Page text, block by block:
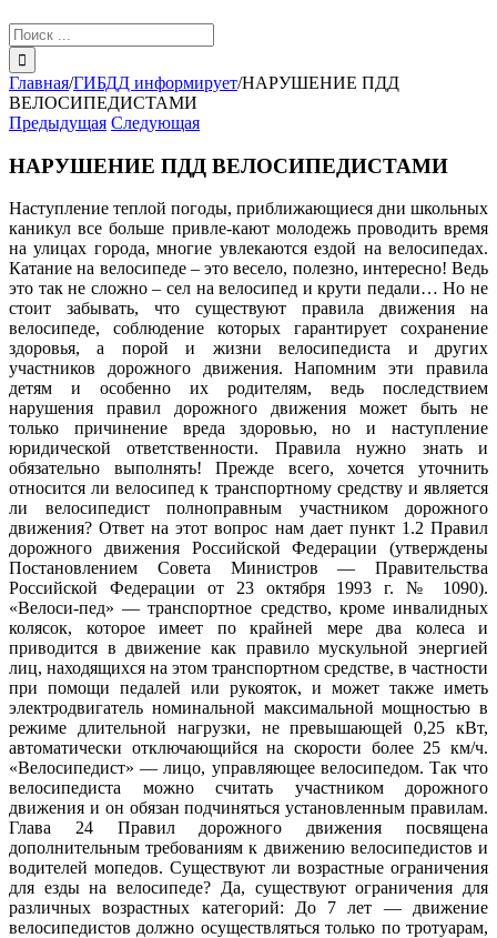
Результат
поиска:
Главная/ГИБДД информирует/НАРУШЕНИЕ ПДД
ВЕЛОСИПЕДИСТАМИ
Предыдущая Следующая
НАРУШЕНИЕ ПДД ВЕЛОСИПЕДИСТАМИ
Наступление теплой погоды, приближающиеся дни школьных
каникул все больше привле-кают молодежь проводить время
на улицах города, многие увлекаются ездой на велосипедах.
Катание на велосипеде – это весело, полезно, интересно! Ведь
это так не сложно – сел на велосипед и крути педали…Но не
стоит забывать, что существуют правила движения на
велосипеде, соблюдение которых гарантирует сохранение
здоровья, а порой и жизни велосипедиста и других
участников дорожного движения. Напомним эти правила
детям и особенно их родителям, ведь последствием
нарушения правил дорожного движения может быть не
только причинение вреда здоровью, но и наступление
юридической ответственности. Правила нужно знать и
обязательно выполнять! Прежде всего, хочется уточнить
относится ли велосипед к транспортному средству и является
ли велосипедист полноправным участником дорожного
движения? Ответ на этот вопрос нам дает пункт 1.2 Правил
дорожного движения Российской Федерации (утверждены
Постановлением Совета Министров — Правительства
Российской Федерации от 23 октября 1993 г. № 1090).
«Велоси-пед» — транспортное средство, кроме инвалидных
колясок, которое имеет по крайней мере два колеса и
приводится в движение как правило мускульной энергией
лиц, находящихся на этом транспортном средстве, в частности
при помощи педалей или рукояток, и может также иметь
электродвигатель номинальной максимальной мощностью в
режиме длительной нагрузки, не превышающей 0,25 кВт,
автоматически отключающийся на скорости более 25 км/ч.
«Велосипедист» — лицо, управляющее велосипедом. Так что
велосипедиста можно считать участником дорожного
движения и он обязан подчиняться установленным правилам.
Глава 24 Правил дорожного движения посвящена
дополнительным требованиям к движению велосипедистов и
водителей мопедов. Существуют ли возрастные ограничения
для езды на велосипеде? Да, существуют ограничения для
различных возрастных категорий: До 7 лет — движение
велосипедистов должно осуществляться только по тротуарам,